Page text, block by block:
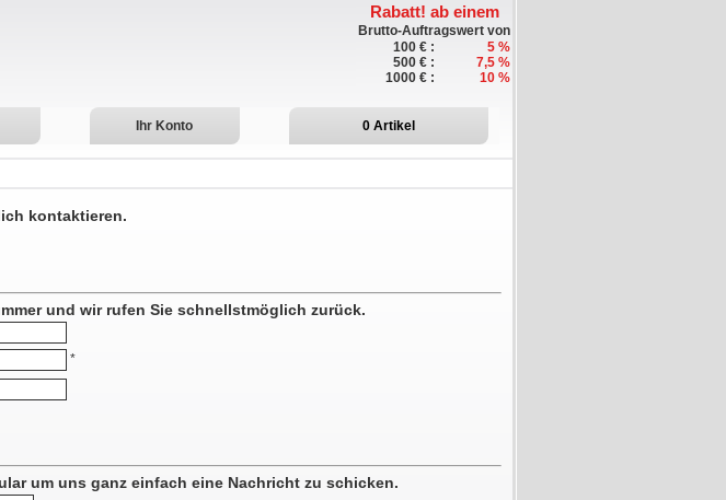
Ihr Konto 0 Artikel
Rabatt! ab einem
Brutto-Auftragswert von
100 € :
5 %
500 € :
7,5 %
1000 € :
10 %
kontaktieren.
und wir rufen Sie schnellstmöglich zurück.
*
um uns ganz einfach eine Nachricht zu schicken.